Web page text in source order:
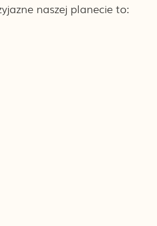
naszej planecie to: